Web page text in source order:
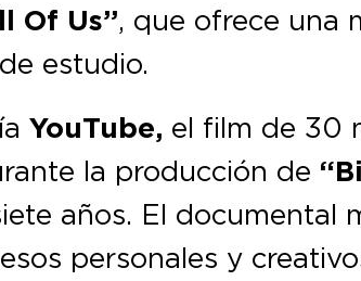
Of Us”, que ofrece una
estudio.
YouTube, el film de 30
la producción de
años. El documental
personales y